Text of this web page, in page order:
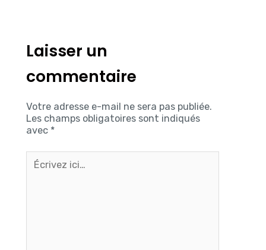
Laisser un
commentaire
Votre adresse e-mail ne sera pas publiée.
Les champs obligatoires sont indiqués
avec *
ici…